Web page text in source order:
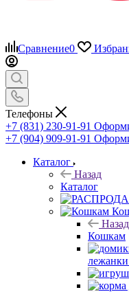
Сравнение0
Телефоны
+7 (831) 230-91-91
+7 (904) 909-91-91
Каталог
Назад
Каталог
Назад
Кошкам
лежанки